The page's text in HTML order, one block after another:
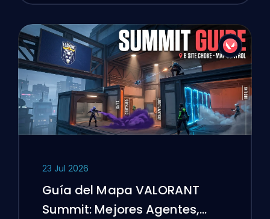
23 Jul 2026
Guía del Mapa VALORANT
Summit: Mejores Agentes,